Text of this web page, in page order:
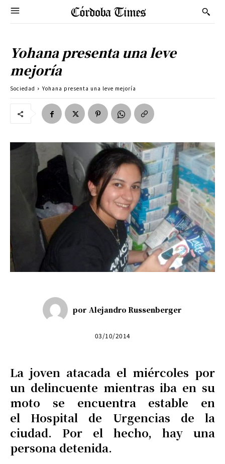
Yohana presenta una leve
mejoría
Sociedad Yohana presenta una leve mejoría
por Alejandro Russenberger
03/10/2014
La joven atacada el miércoles por
un delincuente mientras iba en su
moto se encuentra estable en
el Hospital de Urgencias de la
ciudad. Por el hecho, hay una
persona detenida.